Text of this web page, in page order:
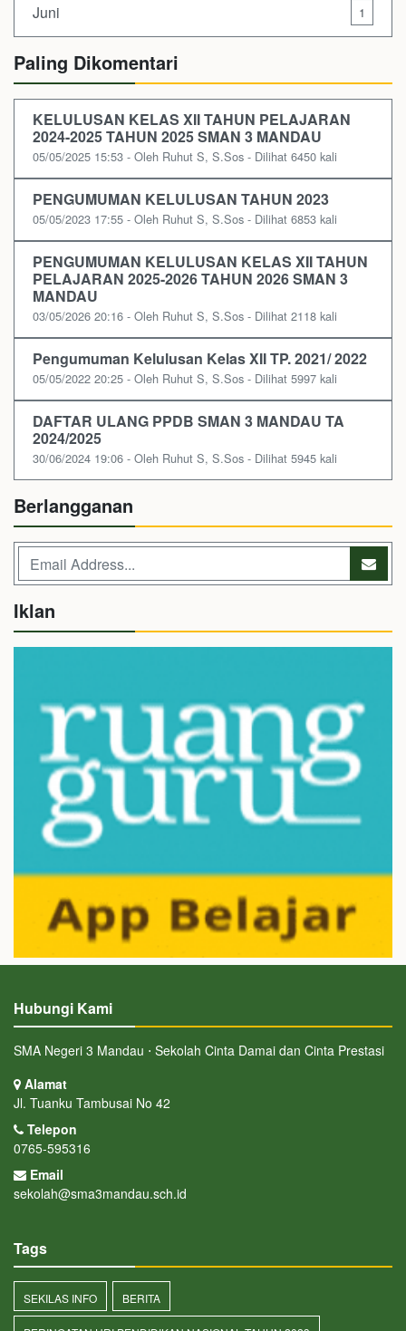
Juni 1
Paling Dikomentari
KELULUSAN KELAS XII TAHUN PELAJARAN
2024-2025 TAHUN 2025 SMAN 3 MANDAU
05/05/2025 15:53 - Oleh Ruhut S, S.Sos - Dilihat 6450 kali
PENGUMUMAN KELULUSAN TAHUN 2023
05/05/2023 17:55 - Oleh Ruhut S, S.Sos - Dilihat 6853 kali
PENGUMUMAN KELULUSAN KELAS XII TAHUN
PELAJARAN 2025-2026 TAHUN 2026 SMAN 3
MANDAU
03/05/2026 20:16 - Oleh Ruhut S, S.Sos - Dilihat 2118 kali
Pengumuman Kelulusan Kelas XII TP. 2021/ 2022
05/05/2022 20:25 - Oleh Ruhut S, S.Sos - Dilihat 5997 kali
DAFTAR ULANG PPDB SMAN 3 MANDAU TA
2024/2025
30/06/2024 19:06 - Oleh Ruhut S, S.Sos - Dilihat 5945 kali
Berlangganan
Iklan
Hubungi Kami
SMA Negeri 3 Mandau ⋅ Sekolah Cinta Damai dan Cinta Prestasi
Alamat
Jl. Tuanku Tambusai No 42
Telepon
0765-595316
Email
sekolah@sma3mandau.sch.id
Tags
SEKILAS INFO BERITA